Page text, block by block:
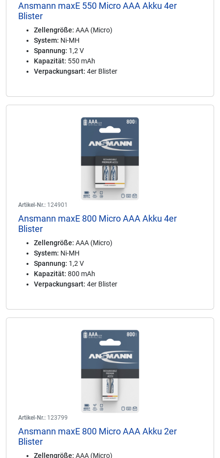
Ansmann maxE 550 Micro AAA Akku 4er
Blister
Zellengröße: AAA (Micro)
System: Ni-MH
Spannung: 1,2 V
Kapazität: 550 mAh
Verpackungsart: 4er Blister
Artikel-Nr.: 124901
Ansmann maxE 800 Micro AAA Akku 4er
Blister
Zellengröße: AAA (Micro)
System: Ni-MH
Spannung: 1,2 V
Kapazität: 800 mAh
Verpackungsart: 4er Blister
Artikel-Nr.: 123799
Ansmann maxE 800 Micro AAA Akku 2er
Blister
Zellengröße: AAA (Micro)